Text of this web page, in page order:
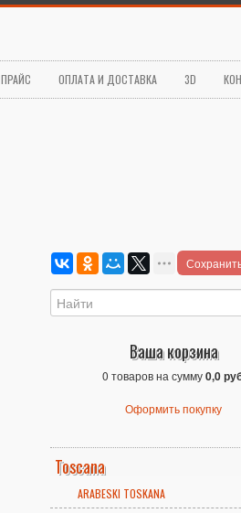
ПРАЙС ОПЛАТА И ДОСТАВКА 3D
Ваша корзина
0 товаров на сумму0,0
Оформить покупку
Toscana
ARABESKI TOSKANA